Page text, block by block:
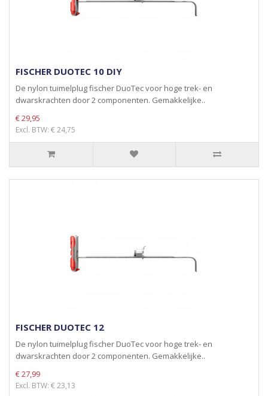
FISCHER DUOTEC 10 DIY
De nylon tuimelplug fischer DuoTec voor hoge trek- en
dwarskrachten door 2 componenten. Gemakkelijke..
€ 29,95
Excl. BTW: € 24,75
FISCHER DUOTEC 12
De nylon tuimelplug fischer DuoTec voor hoge trek- en
dwarskrachten door 2 componenten. Gemakkelijke..
€ 27,99
Excl. BTW: € 23,13